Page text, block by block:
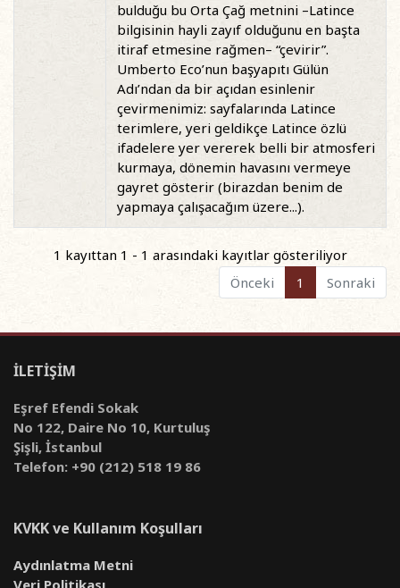
bulduğu bu Orta Çağ metnini –Latince
bilgisinin hayli zayıf olduğunu en başta
itiraf etmesine rağmen– “çevirir”.
Umberto Eco’nun başyapıtı Gülün
Adı’ndan da bir açıdan esinlenir
çevirmenimiz: sayfalarında Latince
terimlere, yeri geldikçe Latince özlü
ifadelere yer vererek belli bir atmosferi
kurmaya, dönemin havasını vermeye
gayret gösterir (birazdan benim de
yapmaya çalışacağım üzere...).
1 kayıttan 1 - 1 arasındaki kayıtlar gösteriliyor
Önceki
1 Sonraki
İLETİŞİM
Eşref Efendi Sokak
No 122, Daire No 10, Kurtuluş
Şişli, İstanbul
Telefon: +90 (212) 518 19 86
KVKK ve Kullanım Koşulları
Aydınlatma Metni
Veri Politikası